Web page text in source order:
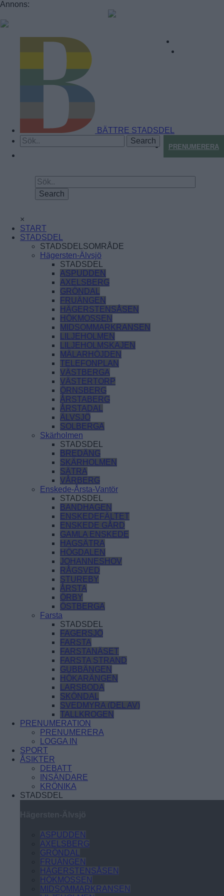
Annons:
BÄTTRE STADSDEL
PRENUMERERA
×
START
STADSDEL
STADSDELSOMRÅDE
Hägersten-Älvsjö
STADSDEL
ASPUDDEN
AXELSBERG
GRÖNDAL
FRUÄNGEN
HÄGERSTENSÅSEN
HÖKMOSSEN
MIDSOMMARKRANSEN
LILJEHOLMEN
LILJEHOLMSKAJEN
MÄLARHÖJDEN
TELEFONPLAN
VÄSTBERGA
VÄSTERTORP
ÖRNSBERG
ÅRSTABERG
ÅRSTADAL
ÄLVSJÖ
SOLBERGA
Skärholmen
STADSDEL
BREDÄNG
SKÄRHOLMEN
SÄTRA
VÅRBERG
Enskede-Årsta-Vantör
STADSDEL
BANDHAGEN
ENSKEDEFÄLTET
ENSKEDE GÅRD
GAMLA ENSKEDE
HAGSÄTRA
HÖGDALEN
JOHANNESHOV
RÅGSVED
STUREBY
ÅRSTA
ÖRBY
ÖSTBERGA
Farsta
STADSDEL
FAGERSJÖ
FARSTA
FARSTANÄSET
FARSTA STRAND
GUBBÄNGEN
HÖKARÄNGEN
LARSBODA
SKÖNDAL
SVEDMYRA (DEL AV)
TALLKROGEN
PRENUMERATION
PRENUMERERA
LOGGA IN
SPORT
ÅSIKTER
DEBATT
INSÄNDARE
KRÖNIKA
STADSDEL
ASPUDDEN
AXELSBERG
GRÖNDAL
FRUÄNGEN
HÄGERSTENSÅSEN
HÖKMOSSEN
MIDSOMMARKRANSEN